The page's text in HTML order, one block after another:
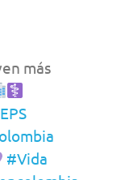
más
#Vida